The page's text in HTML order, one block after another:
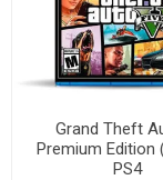
Grand Theft
Premium Edition
PS4